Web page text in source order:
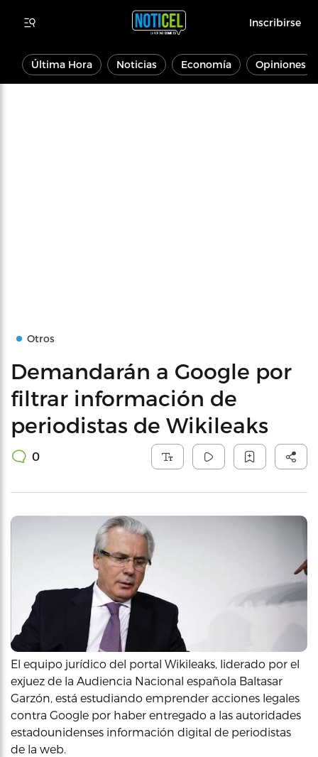
Inscribirse
Última Hora Noticias Economía Opiniones
Otros
Demandarán a Google por
filtrar información de
periodistas de Wikileaks
0
El equipo jurídico del portal Wikileaks, liderado por el
exjuez de la Audiencia Nacional española Baltasar
Garzón, está estudiando emprender acciones legales
contra Google por haber entregado a las autoridades
estadounidenses información digital de periodistas
de la web.